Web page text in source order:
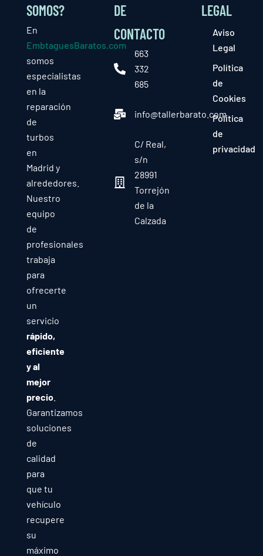
SOMOS?
En
EmbtaguesBaratos.com
somos
especialistas
en la
reparación
de
turbos
en
Madrid y
alrededores.
Nuestro
equipo
de
profesionales
trabaja
para
ofrecerte
un
servicio
rápido,
eficiente
y al
mejor
precio.
Garantizamos
soluciones
de
calidad
para
que tu
vehículo
recupere
su
máximo
DE
CONTACTO
663
332
685
info@tallerbarato.com
C/ Real,
s/n
28991
Torrejón
de la
Calzada
LEGAL
Aviso
Legal
Política
de
Cookies
Política
de
privacidad